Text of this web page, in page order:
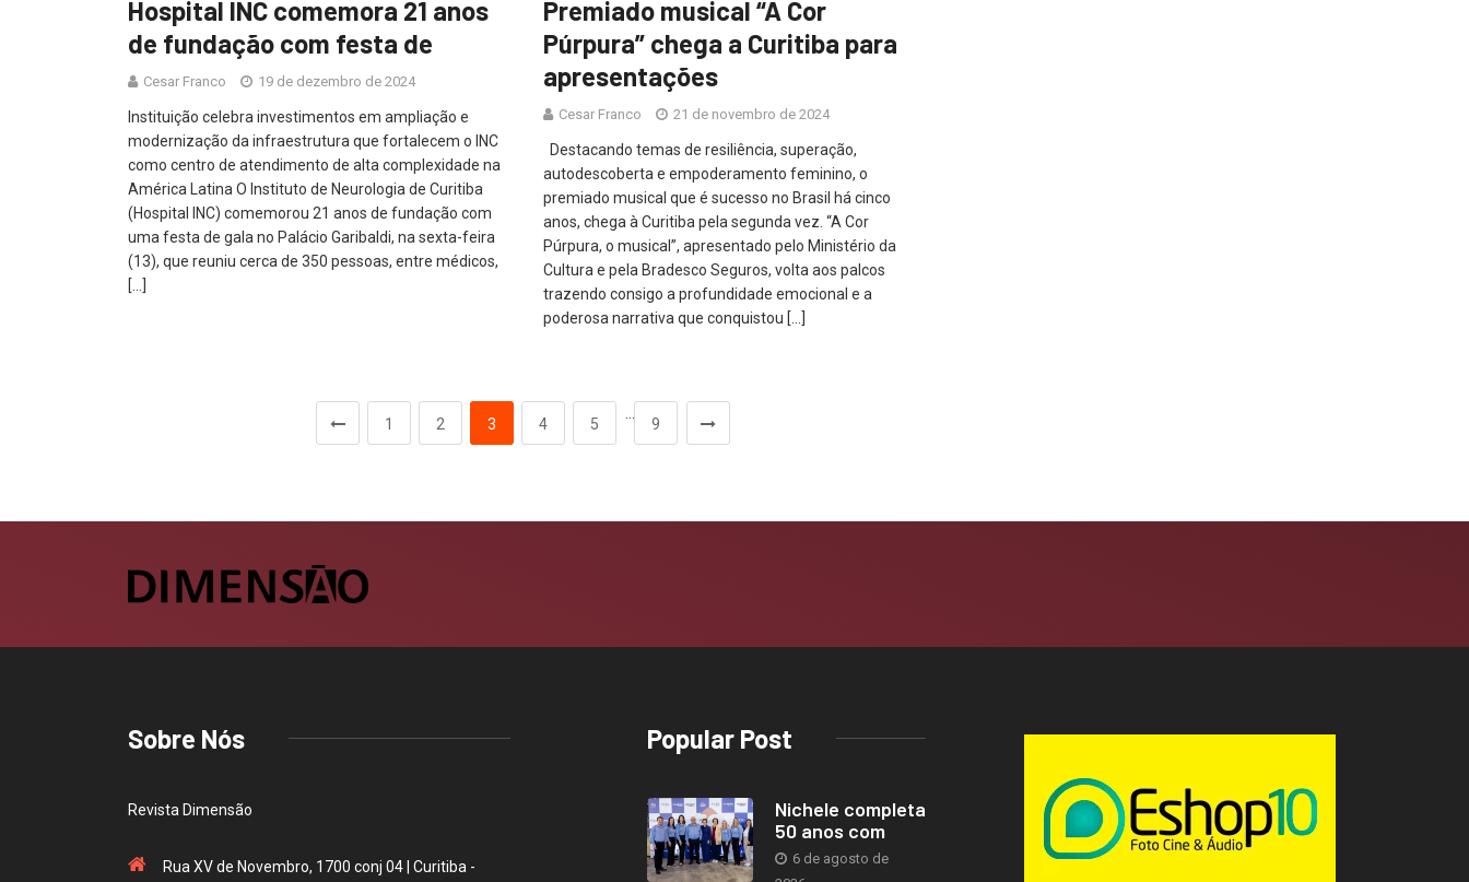
Hospital INC comemora 21 anos
de fundação com festa de
Cesar Franco 19 de dezembro de 2024
Instituição celebra investimentos em ampliação e
modernização da infraestrutura que fortalecem o INC
como centro de atendimento de alta complexidade na
América Latina O Instituto de Neurologia de Curitiba
(Hospital INC) comemorou 21 anos de fundação com
uma festa de gala no Palácio Garibaldi, na sexta-feira
(13), que reuniu cerca de 350 pessoas, entre médicos,
[…]
Premiado musical “A Cor
Púrpura” chega a Curitiba para
apresentações
Cesar Franco 21 de novembro de 2024
Destacando temas de resiliência, superação,
autodescoberta e empoderamento feminino, o
premiado musical que é sucesso no Brasil há cinco
anos, chega à Curitiba pela segunda vez. “A Cor
Púrpura, o musical”, apresentado pelo Ministério da
Cultura e pela Bradesco Seguros, volta aos palcos
trazendo consigo a profundidade emocional e a
poderosa narrativa que conquistou […]
1 2 3 4 5
…
9
Sobre Nós
Revista Dimensão
Rua XV de Novembro, 1700 conj 04 | Curitiba -
Popular Post
Nichele completa
50 anos com
6 de agosto de